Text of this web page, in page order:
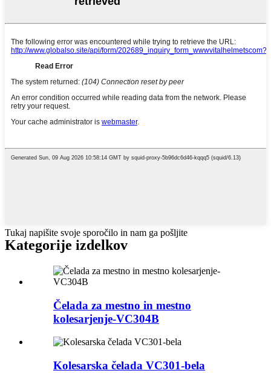
Tukaj napišite svoje sporočilo in nam ga pošljite
Kategorije izdelkov
Čelada za mestno in mestno
kolesarjenje-VC304B
Kolesarska čelada VC301-bela